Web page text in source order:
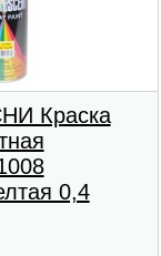
Краска
0,4